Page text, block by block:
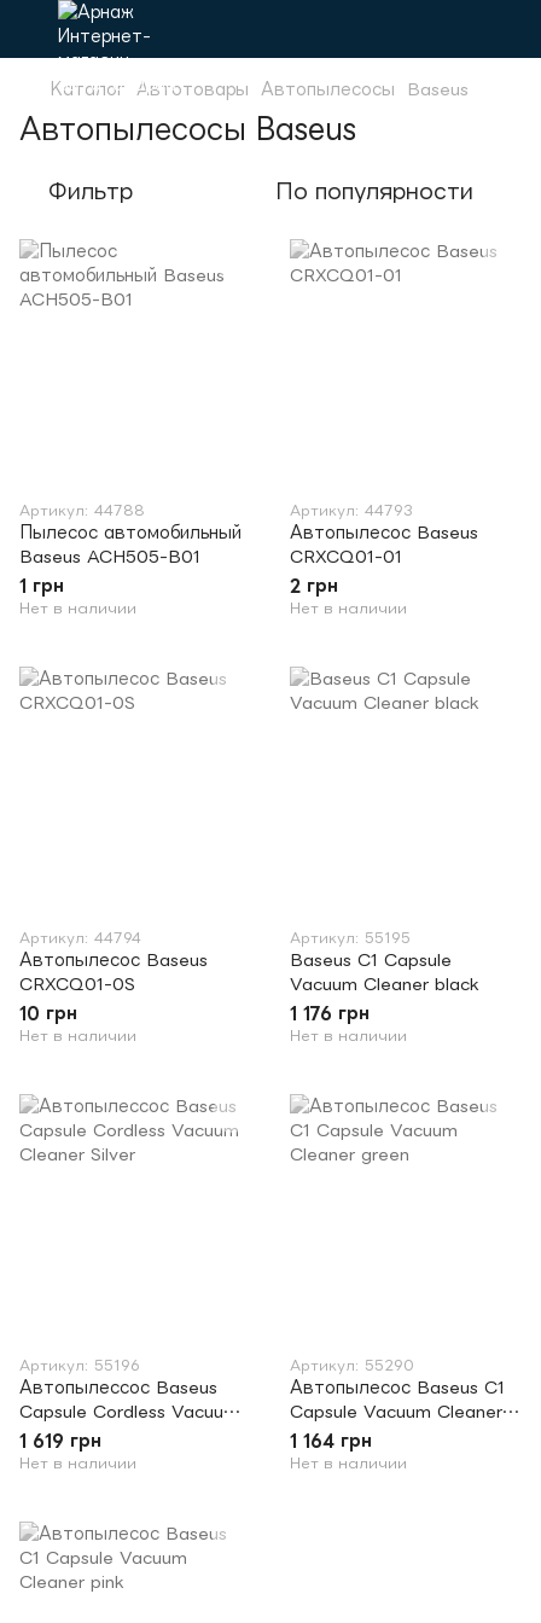
Каталог Автотовары Автопылесосы Baseus
Автопылесосы Baseus
Фильтр По популярности
Артикул: 44788
Пылесос автомобильный
Baseus ACH505-B01
1 грн
Нет в наличии
Артикул: 44793
Автопылесос Baseus
CRXCQ01-01
2 грн
Нет в наличии
Артикул: 44794
Автопылесос Baseus
CRXCQ01-0S
10 грн
Нет в наличии
Артикул: 55195
Baseus C1 Capsule
Vacuum Cleaner black
1 176 грн
Нет в наличии
Артикул: 55196
Автопылессос Baseus
Capsule Cordless Vacuum
Cleaner Silver
1 619 грн
Нет в наличии
Артикул: 55290
Автопылесос Baseus C1
Capsule Vacuum Cleaner
green
1 164 грн
Нет в наличии